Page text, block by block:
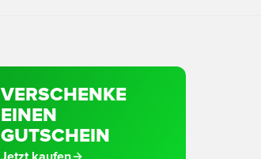
VERSCHENKE
EINEN
GUTSCHEIN